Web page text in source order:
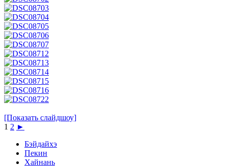
[Показать слайдшоу]
1 2 ►
Бэйдайхэ
Пекин
Хайнань